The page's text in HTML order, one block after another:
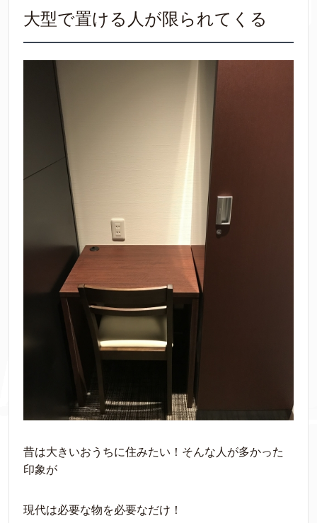
大型で置ける人が限られてくる
昔は大きいおうちに住みたい！そんな人が多かった
印象が
現代は必要な物を必要なだけ！